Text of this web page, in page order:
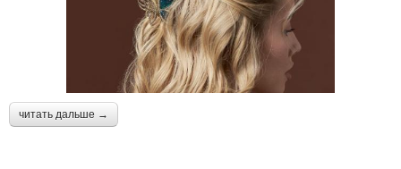
читать дальше →